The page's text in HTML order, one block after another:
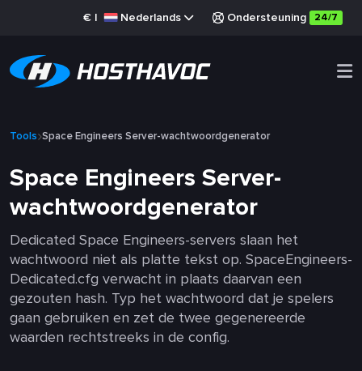
€ | Nederlands Ondersteuning 24/7
Tools Space Engineers Server-wachtwoordgenerator
Space Engineers Server-
wachtwoordgenerator
Dedicated Space Engineers-servers slaan het
wachtwoord niet als platte tekst op. SpaceEngineers-
Dedicated.cfg verwacht in plaats daarvan een
gezouten hash. Typ het wachtwoord dat je spelers
gaan gebruiken en zet de twee gegenereerde
waarden rechtstreeks in de config.